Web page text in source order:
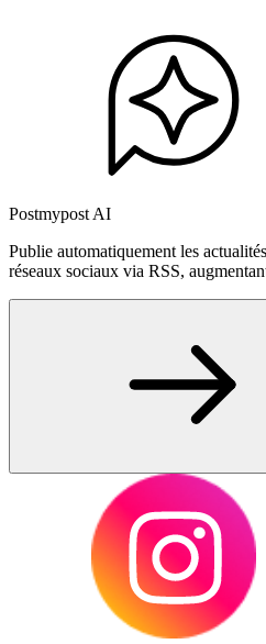
Postmypost AI
Publie automatiquement les
réseaux sociaux via RSS,